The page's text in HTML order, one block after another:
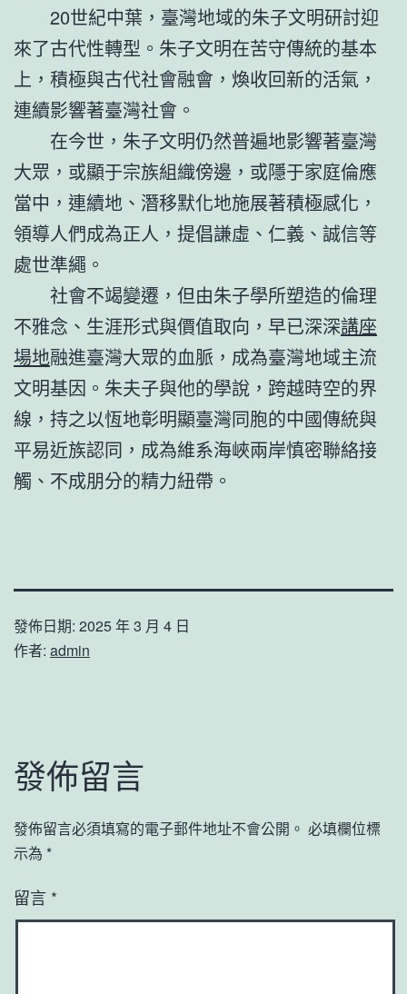
20世紀中葉，臺灣地域的朱子文明研討迎
來了古代性轉型。朱子文明在苦守傳統的基本
上，積極與古代社會融會，煥收回新的活氣，
連續影響著臺灣社會。
在今世，朱子文明仍然普遍地影響著臺灣
大眾，或顯于宗族組織傍邊，或隱于家庭倫應
當中，連續地、潛移默化地施展著積極感化，
領導人們成為正人，提倡謙虛、仁義、誠信等
處世準繩。
社會不竭變遷，但由朱子學所塑造的倫理
不雅念、生涯形式與價值取向，早已深深講座
場地融進臺灣大眾的血脈，成為臺灣地域主流
文明基因。朱夫子與他的學說，跨越時空的界
線，持之以恆地彰明顯臺灣同胞的中國傳統與
平易近族認同，成為維系海峽兩岸慎密聯絡接
觸、不成朋分的精力紐帶。
發佈日期: 2025 年 3 月 4 日
作者: admin
發佈留言
發佈留言必須填寫的電子郵件地址不會公開。 必填欄位標
示為 *
留言 *